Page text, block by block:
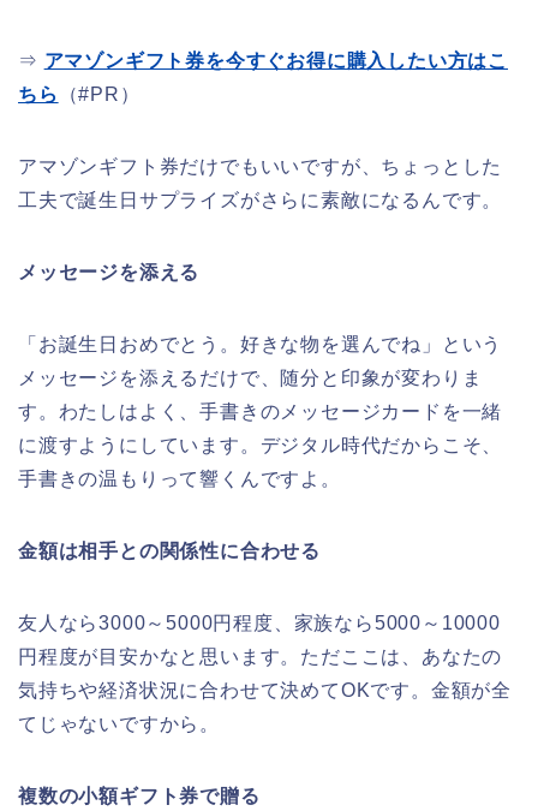
⇒ アマゾンギフト券を今すぐお得に購入したい方はこ
ちら
（#PR）
アマゾンギフト券だけでもいいですが、ちょっとした
工夫で誕生日サプライズがさらに素敵になるんです。
メッセージを添える
「お誕生日おめでとう。好きな物を選んでね」という
メッセージを添えるだけで、随分と印象が変わりま
す。わたしはよく、手書きのメッセージカードを一緒
に渡すようにしています。デジタル時代だからこそ、
手書きの温もりって響くんですよ。
金額は相手との関係性に合わせる
友人なら3000～5000円程度、家族なら5000～10000
円程度が目安かなと思います。ただここは、あなたの
気持ちや経済状況に合わせて決めてOKです。金額が全
てじゃないですから。
複数の小額ギフト券で贈る